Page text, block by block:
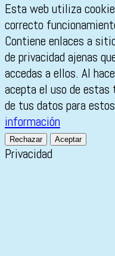
Esta web utiliza
correcto
Contiene enlaces a
de privacidad ajenas
accedas a ellos. Al
acepta el uso de estas
de tus datos para
información
Rechazar Aceptar
Privacidad